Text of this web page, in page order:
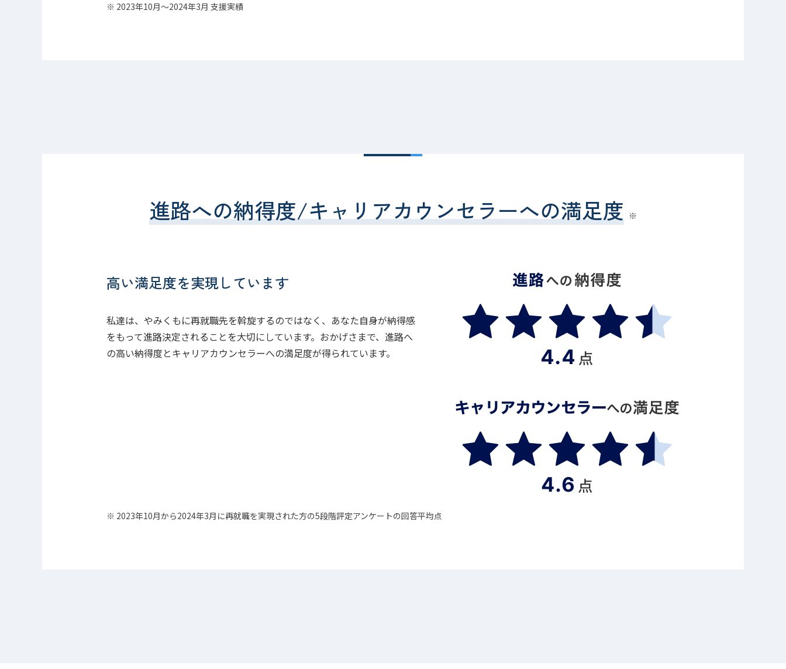
※ 2023年10月～2024年3月 支援実績
進路への納得度/キャリアカウンセラーへの満足度
高い満足度を実現しています
私達は、やみくもに再就職先を斡旋するのではなく、あなた自身が納得感
をもって進路決定されることを大切にしています。おかげさまで、進路へ
の高い納得度とキャリアカウンセラーへの満足度が得られています。
※ 2023年10月から2024年3月に再就職を実現された方の5段階評定アンケートの回答平均点